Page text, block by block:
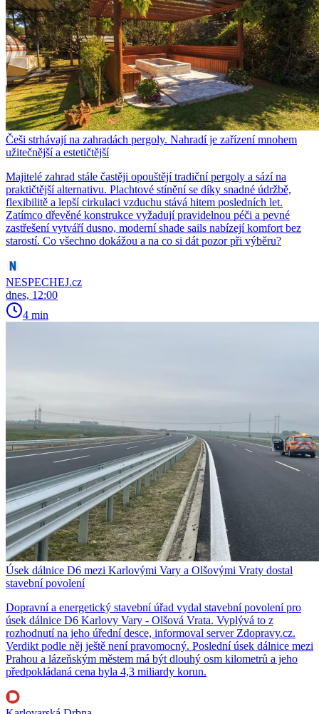
Češi strhávají na zahradách pergoly. Nahradí je zařízení mnohem
užitečnější a estetičtější
Majitelé zahrad stále častěji opouštějí tradiční pergoly a sází na
praktičtější alternativu. Plachtové stínění se díky snadné údržbě,
flexibilitě a lepší cirkulaci vzduchu stává hitem posledních let.
Zatímco dřevěné konstrukce vyžadují pravidelnou péči a pevné
zastřešení vytváří dusno, moderní shade sails nabízejí komfort bez
starostí. Co všechno dokážou a na co si dát pozor při výběru?
NESPECHEJ.cz
dnes, 12:00
4 min
Úsek dálnice D6 mezi Karlovými Vary a Olšovými Vraty dostal
stavební povolení
Dopravní a energetický stavební úřad vydal stavební povolení pro
úsek dálnice D6 Karlovy Vary - Olšová Vrata. Vyplývá to z
rozhodnutí na jeho úřední desce, informoval server Zdopravy.cz.
Verdikt podle něj ještě není pravomocný. Poslední úsek dálnice mezi
Prahou a lázeňským městem má být dlouhý osm kilometrů a jeho
předpokládaná cena byla 4,3 miliardy korun.